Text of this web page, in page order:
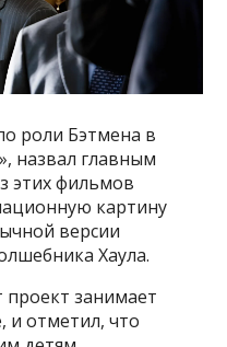
роли Бэтмена в
назвал главным
этих фильмов
картину
версии
Хаула.
проект занимает
и отметил, что